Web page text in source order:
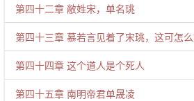
第四十二章 敝姓宋，单名珧
第四十三章 慕若言见着了宋珧，这可怎
第四十四章 这个道人是个死人
第四十五章 南明帝君单晟凌